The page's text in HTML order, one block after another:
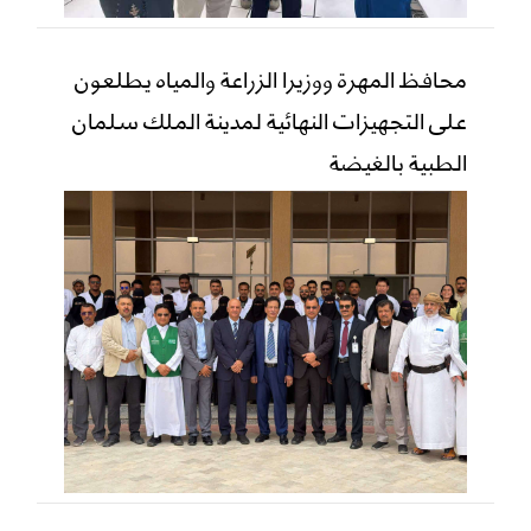
محافظ المهرة ووزيرا الزراعة والمياه يطلعون
على التجهيزات النهائية لمدينة الملك سلمان
الطبية بالغيضة